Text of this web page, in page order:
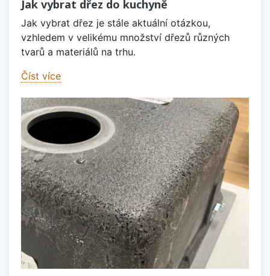
Jak vybrat dřez do kuchyně
Jak vybrat dřez je stále aktuální otázkou,
vzhledem v velikému množství dřezů různých
tvarů a materiálů na trhu.
Číst více